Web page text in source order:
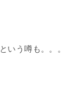
という噂も。。。